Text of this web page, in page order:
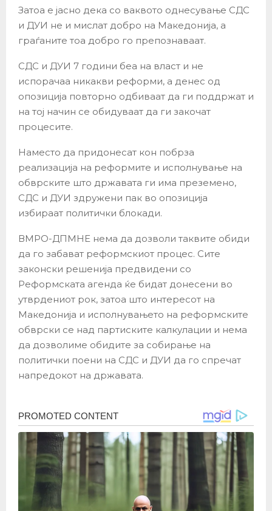
Затоа е јасно дека со ваквото однесување СДС
и ДУИ не и мислат добро на Македонија, а
граѓаните тоа добро го препознаваат.
СДС и ДУИ 7 години беа на власт и не
испорачаа никакви реформи, а денес од
опозиција повторно одбиваат да ги поддржат и
на тој начин се обидуваат да ги закочат
процесите.
Наместо да придонесат кон побрза
реализација на реформите и исполнување на
обврските што државата ги има преземено,
СДС и ДУИ здружени пак во опозиција
избираат политички блокади.
ВМРО-ДПМНЕ нема да дозволи таквите обиди
да го забават реформскиот процес. Сите
законски решенија предвидени со
Реформската агенда ќе бидат донесени во
утврдениот рок, затоа што интересот на
Македонија и исполнувањето на реформските
обврски се над партиските калкулации и нема
да дозволиме обидите за собирање на
политички поени на СДС и ДУИ да го спречат
напредокот на државата.